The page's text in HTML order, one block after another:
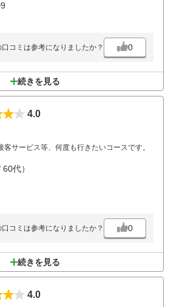
口コミは参考になりましたか？ 0
続きを見る
4.0
サービス等、何度も行きたいコースです。
60代）
口コミは参考になりましたか？ 0
続きを見る
4.0